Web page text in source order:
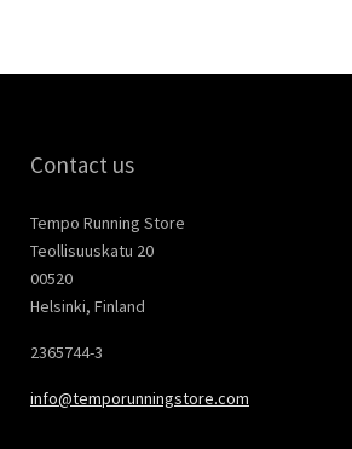
Contact us
Tempo Running Store
Teollisuuskatu 20
00520
Helsinki, Finland
2365744-3
info@temporunningstore.com